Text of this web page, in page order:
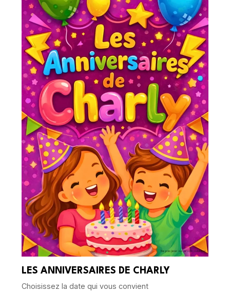
LES ANNIVERSAIRES DE CHARLY
Choisissez la date qui vous convient